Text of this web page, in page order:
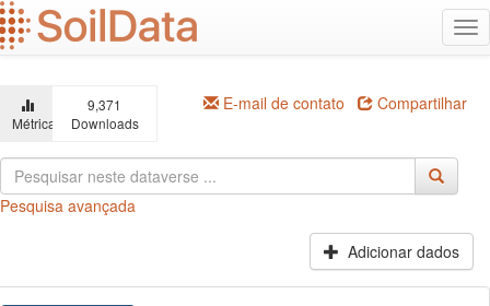
Ir
para
o
principal
Métricas
9,371
Downloads
E-mail de contato Compartilhar
Pesquisa avançada
Adicionar dados